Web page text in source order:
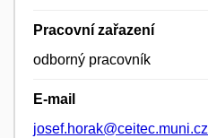
Pracovní zařazení
odborný pracovník
E-mail
josef.horak@ceitec.muni.cz